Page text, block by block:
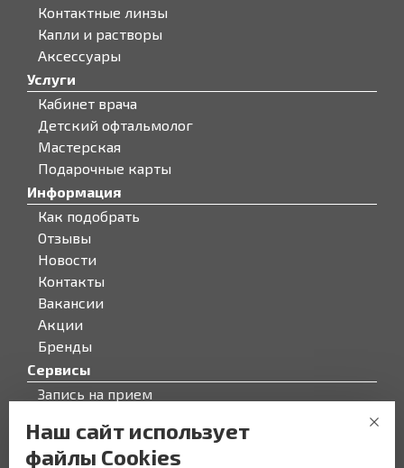
Контактные линзы
Капли и растворы
Аксессуары
Услуги
Кабинет врача
Детский офтальмолог
Мастерская
Подарочные карты
Информация
Как подобрать
Отзывы
Новости
Контакты
Вакансии
Акции
Бренды
Сервисы
Запись на прием
О компании
О компании
Наш сайт использует
файлы Cookies